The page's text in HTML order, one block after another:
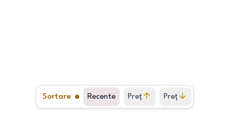
Sortare Recente Preț
crescător
Preț
descrescător